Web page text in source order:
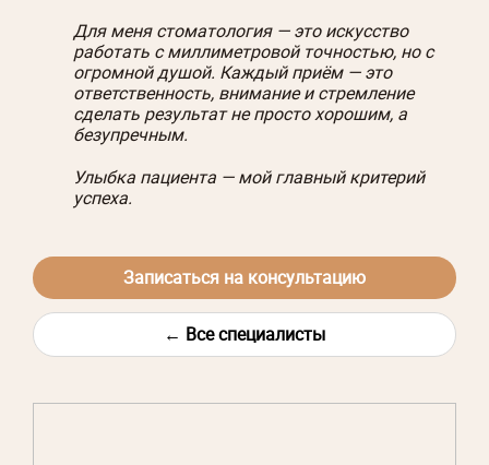
Для меня стоматология — это искусство
работать с миллиметровой точностью, но с
огромной душой. Каждый приём — это
ответственность, внимание и стремление
сделать результат не просто хорошим, а
безупречным.
Улыбка пациента — мой главный критерий
успеха.
Записаться на консультацию
← Все специалисты